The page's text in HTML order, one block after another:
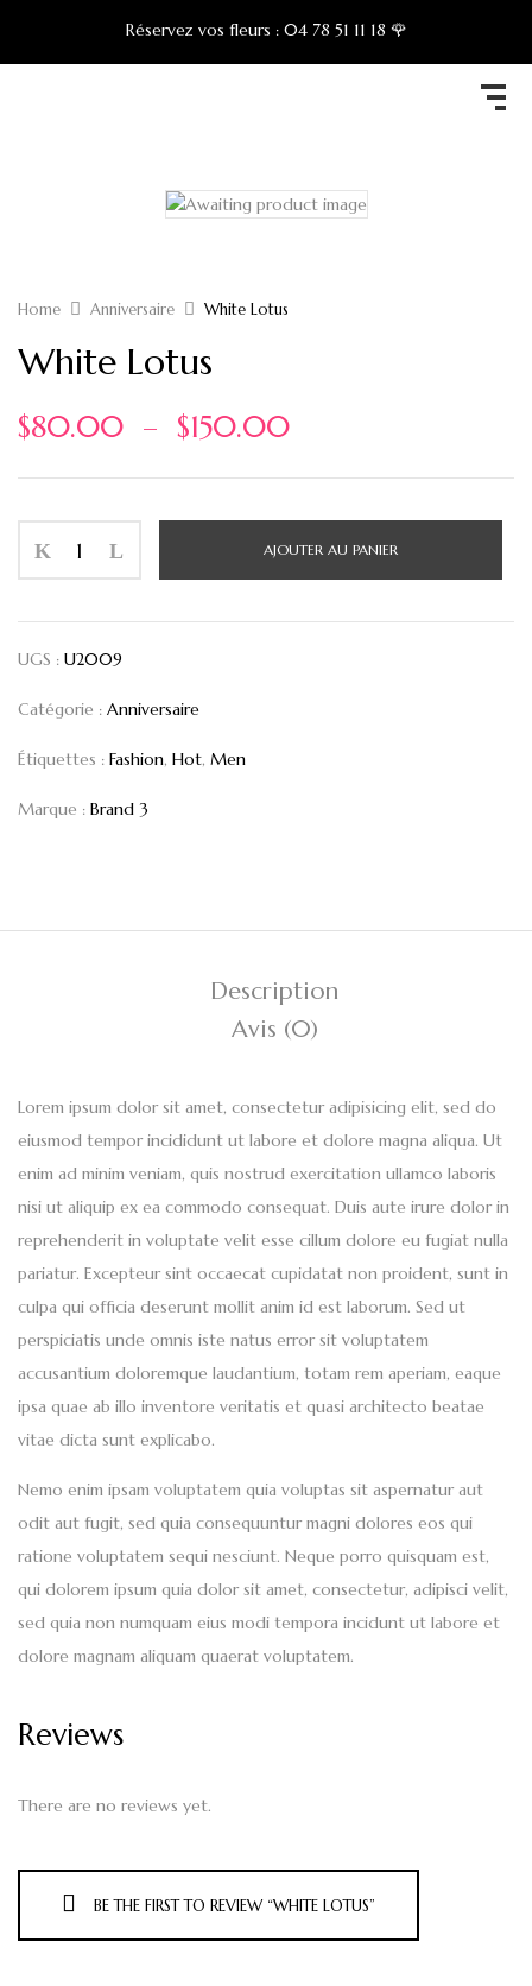
Réservez vos fleurs : 04 78 51 11 18 🌹
Home Anniversaire White Lotus
White Lotus
$80.00 – $150.00
AJOUTER AU PANIER
UGS : U2009
Catégorie : Anniversaire
Étiquettes : Fashion, Hot, Men
Marque : Brand 3
Description
Avis (0)
Lorem ipsum dolor sit amet, consectetur adipisicing elit, sed do
eiusmod tempor incididunt ut labore et dolore magna aliqua. Ut
enim ad minim veniam, quis nostrud exercitation ullamco laboris
nisi ut aliquip ex ea commodo consequat. Duis aute irure dolor in
reprehenderit in voluptate velit esse cillum dolore eu fugiat nulla
pariatur. Excepteur sint occaecat cupidatat non proident, sunt in
culpa qui officia deserunt mollit anim id est laborum. Sed ut
perspiciatis unde omnis iste natus error sit voluptatem
accusantium doloremque laudantium, totam rem aperiam, eaque
ipsa quae ab illo inventore veritatis et quasi architecto beatae
vitae dicta sunt explicabo.
Nemo enim ipsam voluptatem quia voluptas sit aspernatur aut
odit aut fugit, sed quia consequuntur magni dolores eos qui
ratione voluptatem sequi nesciunt. Neque porro quisquam est,
qui dolorem ipsum quia dolor sit amet, consectetur, adipisci velit,
sed quia non numquam eius modi tempora incidunt ut labore et
dolore magnam aliquam quaerat voluptatem.
Reviews
There are no reviews yet.
BE THE FIRST TO REVIEW “WHITE LOTUS”